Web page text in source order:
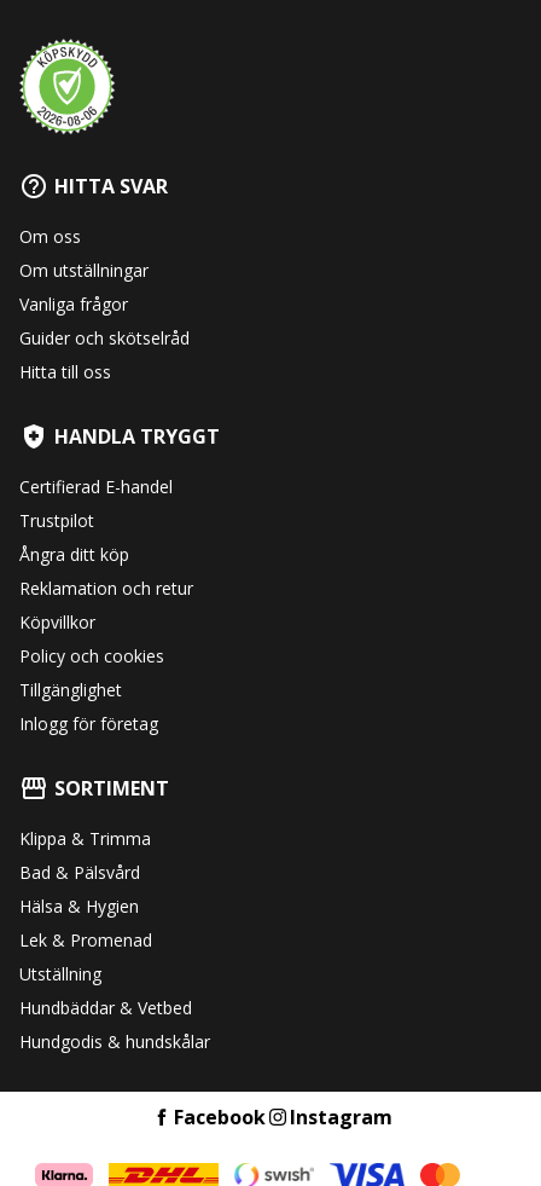
HITTA SVAR
Om oss
Om utställningar
Vanliga frågor
Guider och skötselråd
Hitta till oss
HANDLA TRYGGT
Certifierad E-handel
Trustpilot
Ångra ditt köp
Reklamation och retur
Köpvillkor
Policy och cookies
Tillgänglighet
Inlogg för företag
SORTIMENT
Klippa & Trimma
Bad & Pälsvård
Hälsa & Hygien
Lek & Promenad
Utställning
Hundbäddar & Vetbed
Hundgodis & hundskålar
Facebook Instagram